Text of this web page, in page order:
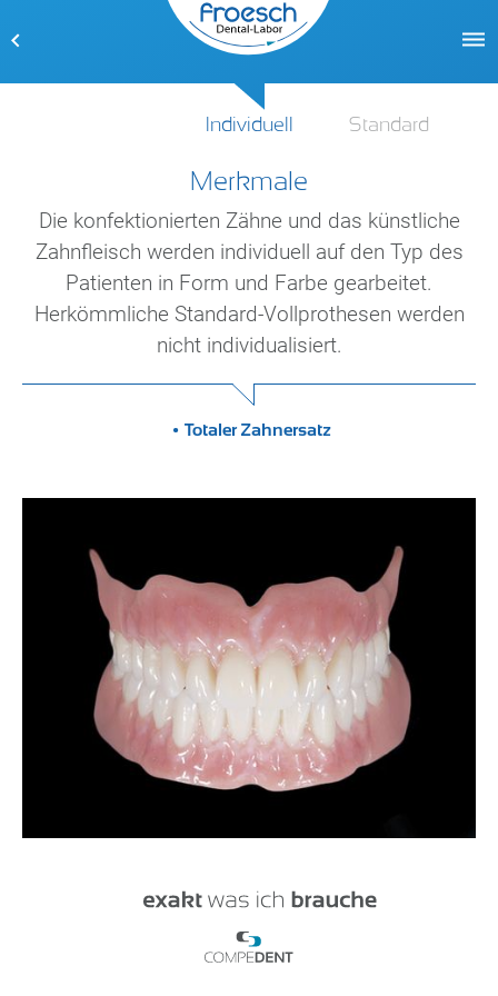
Individuell Standard
Merkmale
Die konfektionierten Zähne und das künstliche
Zahnfleisch werden individuell auf den Typ des
Patienten in Form und Farbe gearbeitet.
Herkömmliche Standard-Vollprothesen werden
nicht individualisiert.
Totaler Zahnersatz
Merkmale
Standard
Totaler Zahnersatz